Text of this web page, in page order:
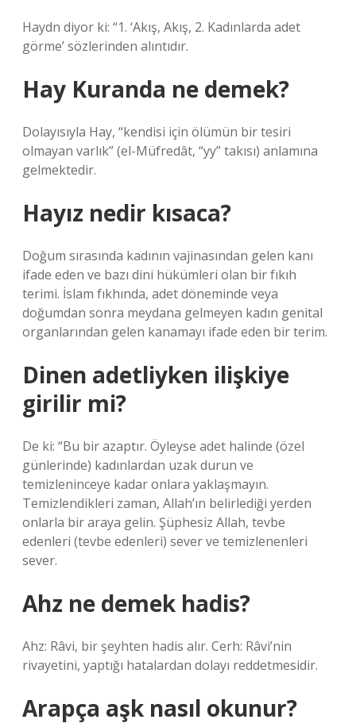
Haydn diyor ki: “1. ‘Akış, Akış, 2. Kadınlarda adet
görme’ sözlerinden alıntıdır.
Hay Kuranda ne demek?
Dolayısıyla Hay, “kendisi için ölümün bir tesiri
olmayan varlık” (el-Müfredât, “yy” takısı) anlamına
gelmektedir.
Hayız nedir kısaca?
Doğum sırasında kadının vajinasından gelen kanı
ifade eden ve bazı dini hükümleri olan bir fıkıh
terimi. İslam fıkhında, adet döneminde veya
doğumdan sonra meydana gelmeyen kadın genital
organlarından gelen kanamayı ifade eden bir terim.
Dinen adetliyken ilişkiye
girilir mi?
De ki: “Bu bir azaptır. Öyleyse adet halinde (özel
günlerinde) kadınlardan uzak durun ve
temizleninceye kadar onlara yaklaşmayın.
Temizlendikleri zaman, Allah’ın belirlediği yerden
onlarla bir araya gelin. Şüphesiz Allah, tevbe
edenleri (tevbe edenleri) sever ve temizlenenleri
sever.
Ahz ne demek hadis?
Ahz: Râvi, bir şeyhten hadis alır. Cerh: Râvi’nin
rivayetini, yaptığı hatalardan dolayı reddetmesidir.
Arapça aşk nasıl okunur?